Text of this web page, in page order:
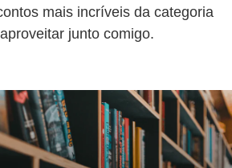
mais incríveis da categoria
junto comigo.